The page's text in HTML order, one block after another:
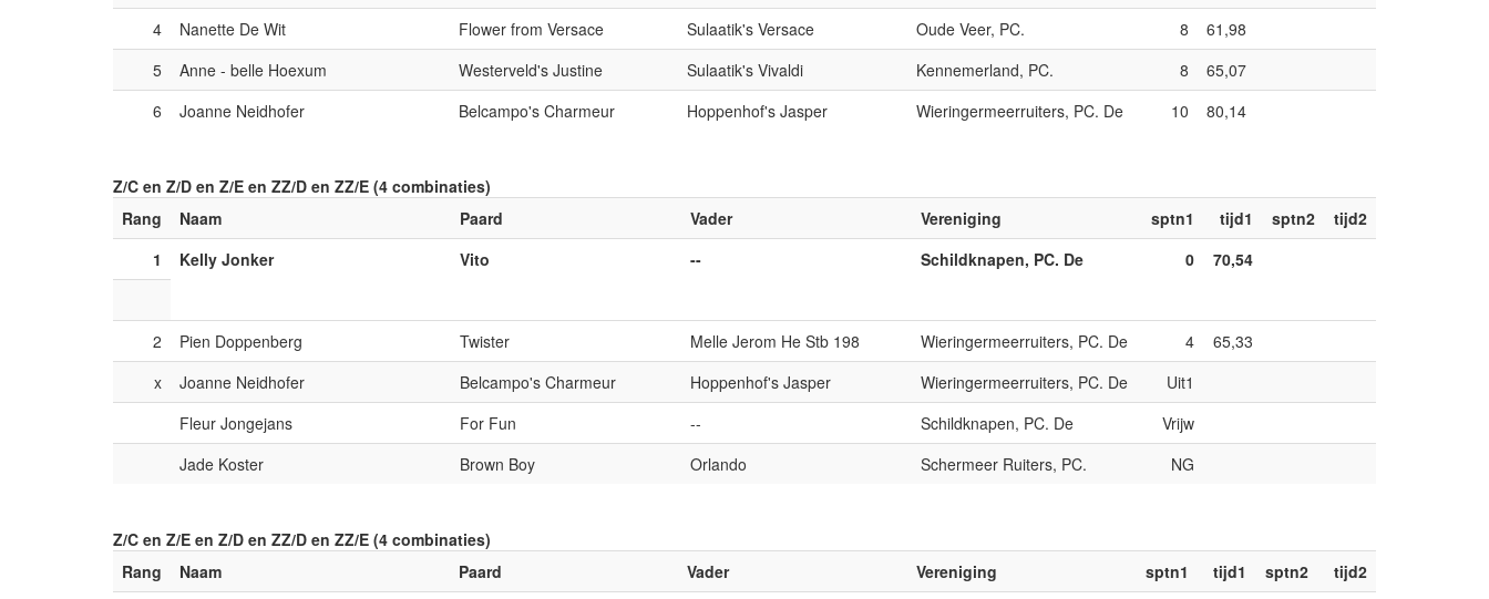
4
Nanette De Wit Flower from Versace Sulaatik's Versace Oude Veer, PC. 8
61,98
5
Anne - belle Hoexum Westerveld's Justine Sulaatik's Vivaldi Kennemerland, PC. 8
65,07
6
Joanne Neidhofer Belcampo's Charmeur Hoppenhof's Jasper Wieringermeerruiters, PC. De 10 80,14
Z/C en Z/D en Z/E en ZZ/D en ZZ/E (4 combinaties)
Rang
Naam Paard Vader Vereniging sptn1 tijd1 sptn2
tijd2
1
Kelly Jonker Vito -- Schildknapen, PC. De 0 70,54
2 Pien Doppenberg Twister Melle Jerom He Stb 198 Wieringermeerruiters, PC. De 4
65,33
x
Joanne Neidhofer Belcampo's Charmeur Hoppenhof's Jasper Wieringermeerruiters, PC. De
Uit1
Fleur Jongejans
For Fun -- Schildknapen, PC. De
Vrijw
Jade Koster
Brown Boy Orlando Schermeer Ruiters, PC. NG
Z/C en Z/E en Z/D en ZZ/D en ZZ/E (4 combinaties)
Rang
Naam Paard Vader Vereniging sptn1 tijd1 sptn2
tijd2